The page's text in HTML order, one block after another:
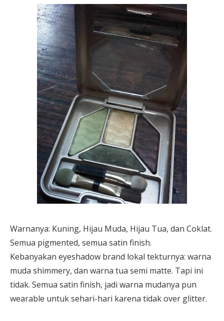
Warnanya: Kuning, Hijau Muda, Hijau Tua, dan Coklat.
Semua pigmented, semua satin finish.
Kebanyakan eyeshadow brand lokal tekturnya: warna
muda shimmery, dan warna tua semi matte. Tapi ini
tidak. Semua satin finish, jadi warna mudanya pun
wearable untuk sehari-hari karena tidak over glitter.